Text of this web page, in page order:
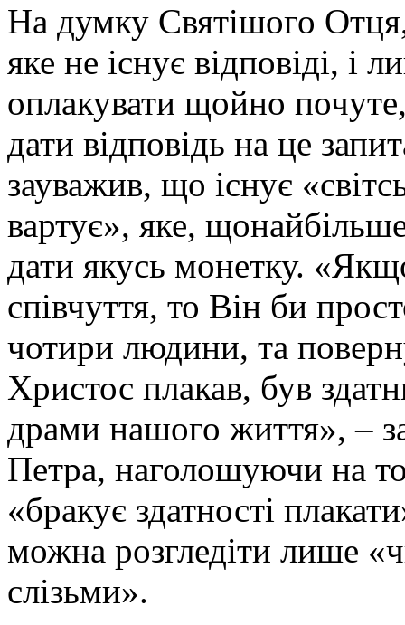
На думку Святішого
яке не існує відповіді, і
оплакувати щойно
дати відповідь на це
зауважив, що існує
вартує», яке,
дати якусь монетку.
співчуття, то Він би
чотири людини, та
Христос плакав, був
драми нашого життя», –
Петра, наголошуючи на
«бракує здатності
можна розгледіти лише
слізьми».